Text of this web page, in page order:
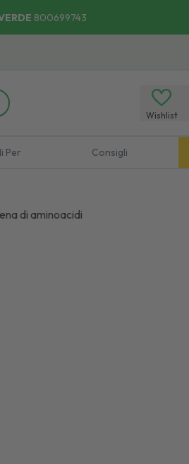
800699743
Wishlist
Per Consigli
di aminoacidi